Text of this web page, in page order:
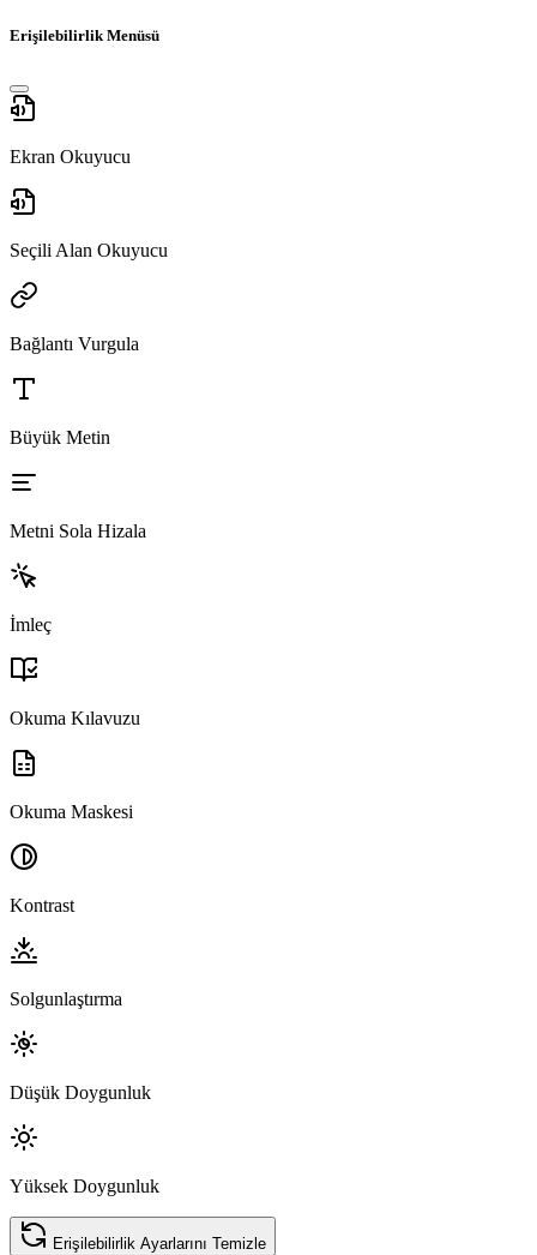
Erişilebilirlik Menüsü
Ekran Okuyucu
Seçili Alan Okuyucu
Bağlantı Vurgula
Büyük Metin
Metni Sola Hizala
İmleç
Okuma Kılavuzu
Okuma Maskesi
Kontrast
Solgunlaştırma
Düşük Doygunluk
Yüksek Doygunluk
Erişilebilirlik Ayarlarını Temizle